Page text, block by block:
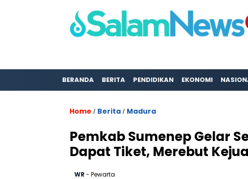
BERANDA BERITA PENDIDIKAN EKONOMI
Home / Berita / Madura
Pemkab Sumenep Gelar
Dapat Tiket, Merebut
WR - Pewarta